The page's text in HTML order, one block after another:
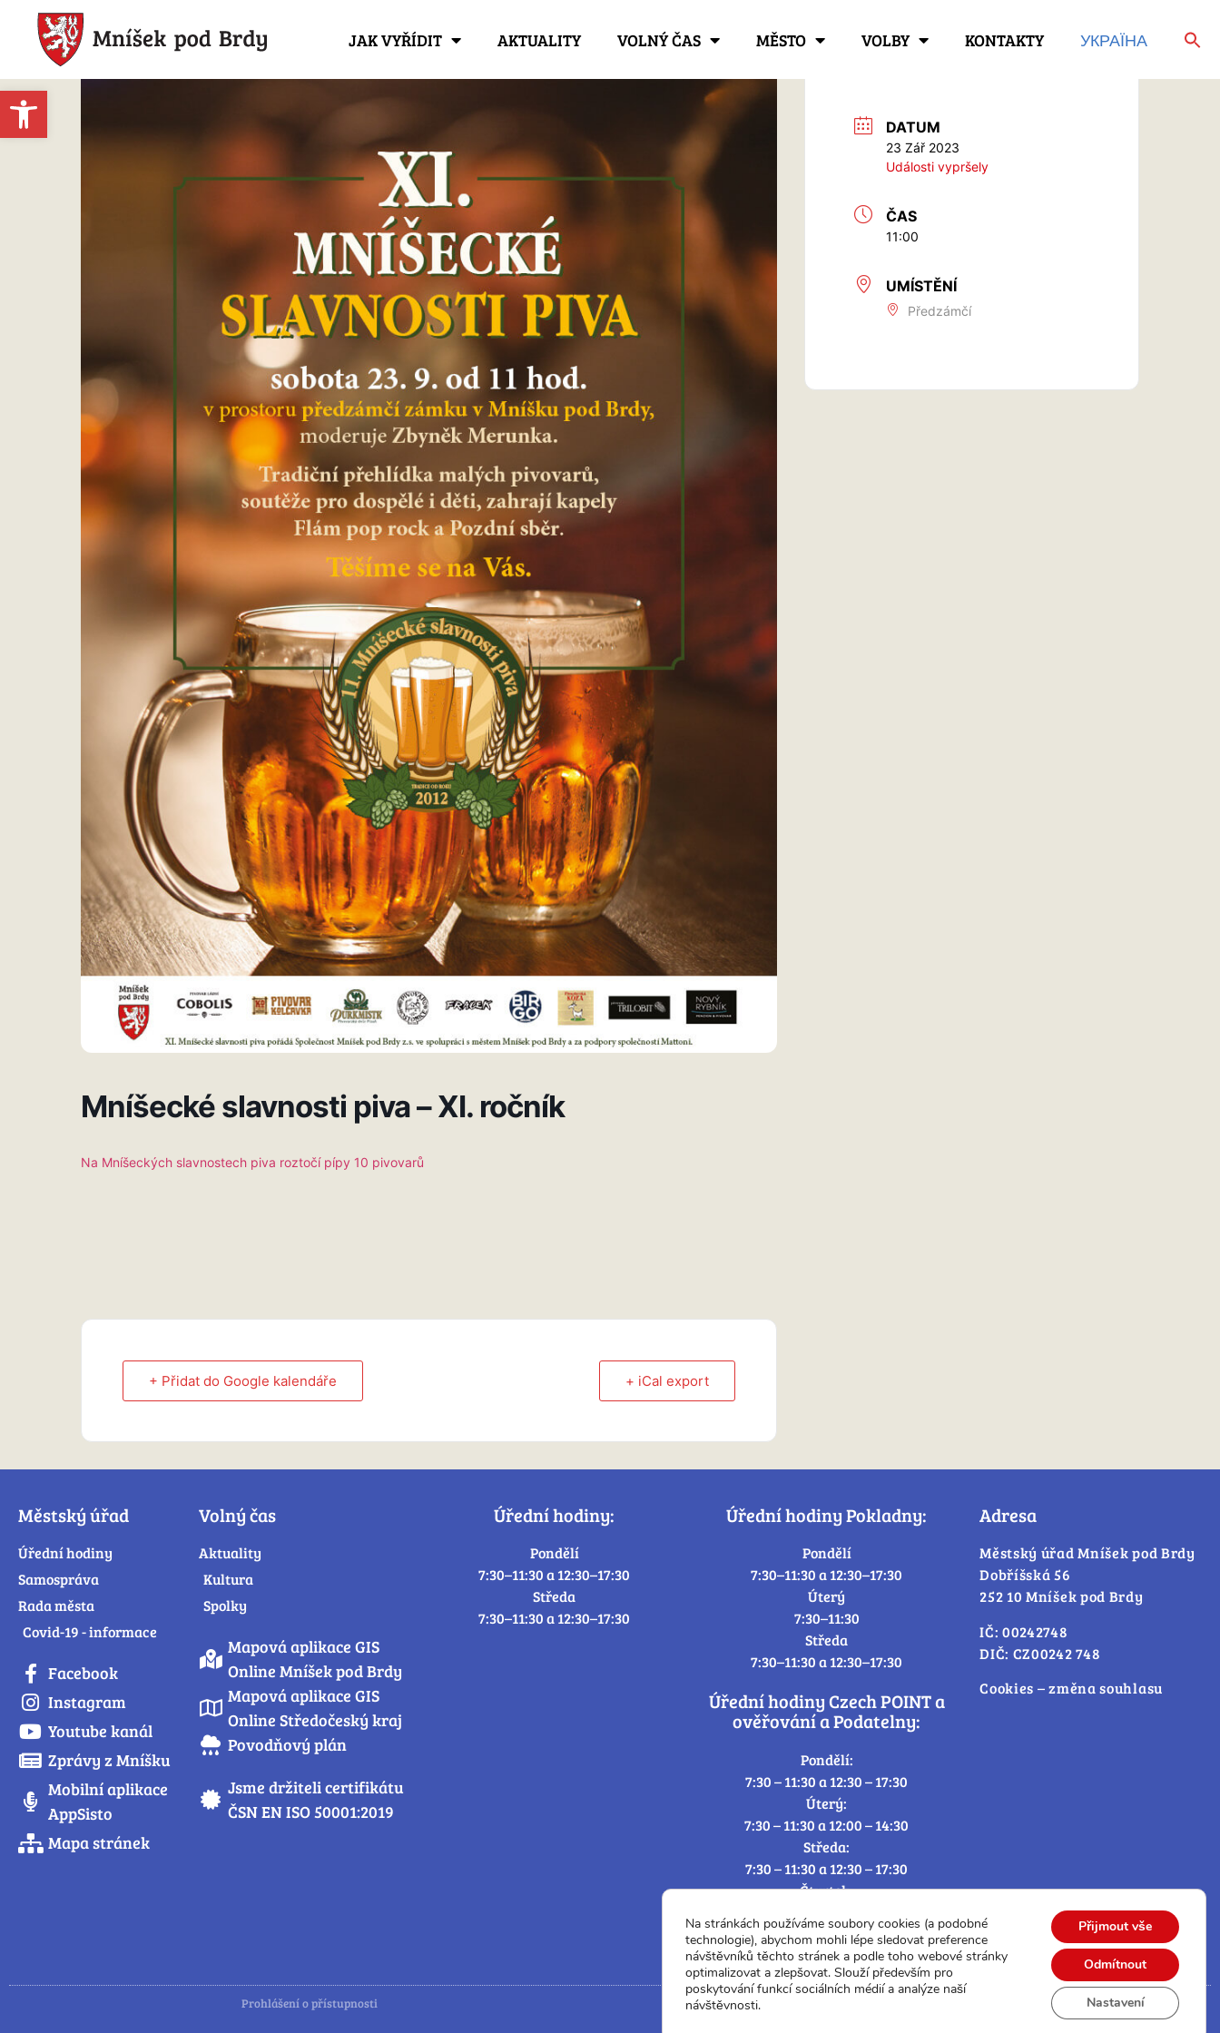
Open toolbar
JAK VYŘÍDIT AKTUALITY VOLNÝ ČAS MĚSTO VOLBY KONTAKTY УКРАЇНА
Mníšecké slavnosti piva – XI. ročník
Na Mníšeckých slavnostech piva roztočí pípy 10 pivovarů
+ Přidat do Google kalendáře + iCal export
DATUM
23 Zář 2023
Události vypršely
ČAS
11:00
UMÍSTĚNÍ
Předzámčí
Městský úřad
Úřední hodiny
Samospráva
Rada města
Covid-19 - informace
Facebook
Instagram
Youtube kanál
Zprávy z Mníšku
Mobilní aplikace
AppSisto
Mapa stránek
Volný čas
Aktuality
Kultura
Spolky
Mapová aplikace GIS
Online Mníšek pod Brdy
Mapová aplikace GIS
Online Středočeský kraj
Povodňový plán
Jsme držiteli certifikátu
ČSN EN ISO 50001:2019
Úřední hodiny:
Pondělí
7:30–11:30 a 12:30–17:30
Středa
7:30–11:30 a 12:30–17:30
Úřední hodiny Pokladny:
Pondělí
7:30–11:30 a 12:30–17:30
Úterý
7:30–11:30
Středa
7:30–11:30 a 12:30–17:30
Úřední hodiny Czech POINT a
ověřování a Podatelny:
Pondělí:
7:30 – 11:30 a 12:30 – 17:30
Úterý:
7:30 – 11:30 a 12:00 – 14:30
Středa:
7:30 – 11:30 a 12:30 – 17:30
Čtvrtek:
Pátek:
7:30 – 12:30
Adresa
Městský úřad Mníšek pod Brdy
Dobříšská 56
252 10 Mníšek pod Brdy
IČ: 00242748
DIČ: CZ00242 748
Cookies – změna souhlasu
Prohlášení o přístupnosti
Na stránkách používáme soubory cookies (a podobné
technologie), abychom mohli lépe sledovat preference
návštěvníků těchto stránek a podle toho webové stránky
optimalizovat a zlepšovat. Slouží především pro
poskytování funkcí sociálních médií a analýze naší
návštěvnosti.
Přijmout vše
Odmítnout
Nastavení